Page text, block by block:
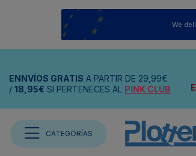
We
ENNVÍOS GRATIS A PARTIR DE 29,99€
/ 18,95€ SI PERTENECES AL PINK CLUB
CATEGORÍAS